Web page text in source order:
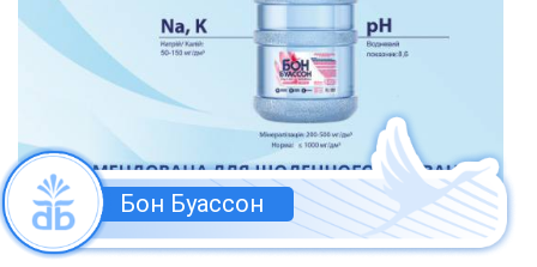
Бон Буассон